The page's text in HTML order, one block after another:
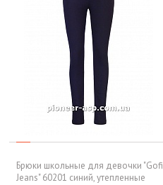
Брюки школьные для девочки "Gofi
Jeans" 60201 синий, утепленные